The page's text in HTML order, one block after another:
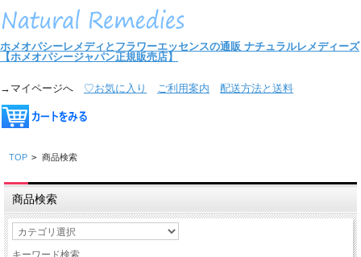
ホメオパシーレメディとフラワーエッセンスの通販 ナチュラルレメディーズ
【ホメオパシージャパン正規販売店】
→マイページへ ♡お気に入り ご利用案内 配送方法と送料
TOP > 商品検索
商品検索
キーワード検索